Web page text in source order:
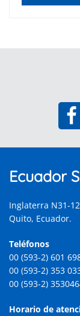
Ecuador
Inglaterra N31-
Quito, Ecuador.
Teléfonos
00 (593-2) 601
00 (593-2) 353
00 (593-2)
Horario de